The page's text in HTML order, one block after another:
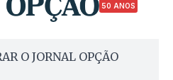
50 ANOS
O JORNAL OPÇÃO